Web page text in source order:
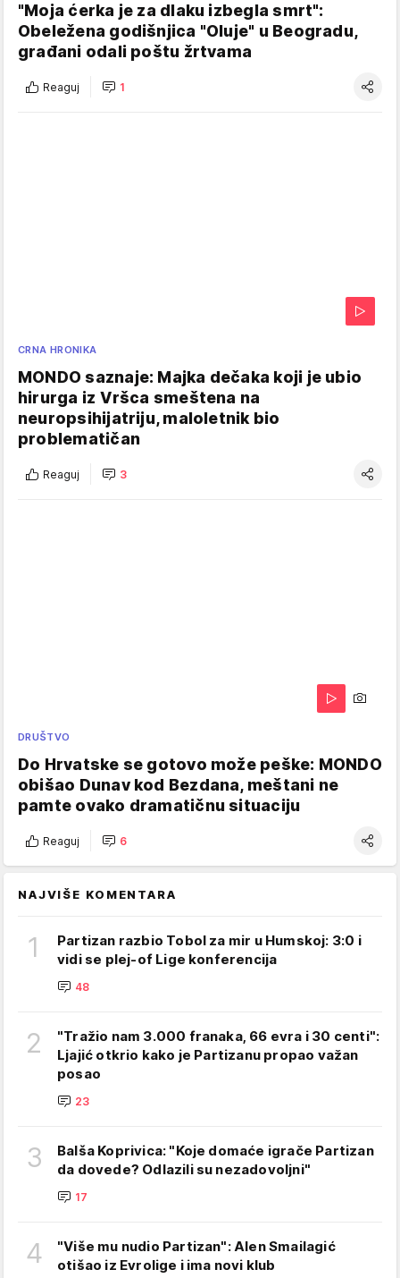
"Moja ćerka je za dlaku izbegla smrt":
Obeležena godišnjica "Oluje" u Beogradu,
građani odali poštu žrtvama
Reaguj 1
CRNA HRONIKA
MONDO saznaje: Majka dečaka koji je ubio
hirurga iz Vršca smeštena na
neuropsihijatriju, maloletnik bio
problematičan
Reaguj 3
DRUŠTVO
Do Hrvatske se gotovo može peške: MONDO
obišao Dunav kod Bezdana, meštani ne
pamte ovako dramatičnu situaciju
Reaguj 6
NAJVIŠE KOMENTARA
1
Partizan razbio Tobol za mir u Humskoj: 3:0 i
vidi se plej-of Lige konferencija
48
2
"Tražio nam 3.000 franaka, 66 evra i 30 centi":
Ljajić otkrio kako je Partizanu propao važan
posao
23
3
Balša Koprivica: "Koje domaće igrače Partizan
da dovede? Odlazili su nezadovoljni"
17
4
"Više mu nudio Partizan": Alen Smailagić
otišao iz Evrolige i ima novi klub